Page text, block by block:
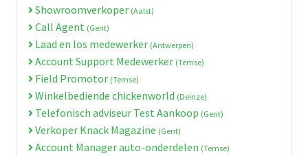
Showroomverkoper (Aalst)
Call Agent (Gent)
Laad en los medewerker (Antwerpen)
Account Support Medewerker (Temse)
Field Promotor (Temse)
Winkelbediende chickenworld (Deinze)
Telefonisch adviseur Test Aankoop (Gent)
Verkoper Knack Magazine (Gent)
Account Manager auto-onderdelen (Temse)